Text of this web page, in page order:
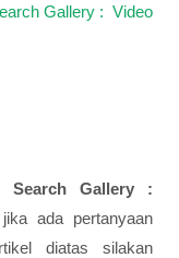
Gallery : Video
Search Gallery :
ada pertanyaan
diatas silakan